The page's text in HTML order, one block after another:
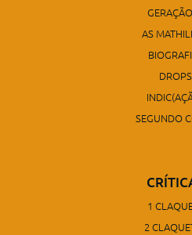
AS
DROPS
SEGUNDO
1
2